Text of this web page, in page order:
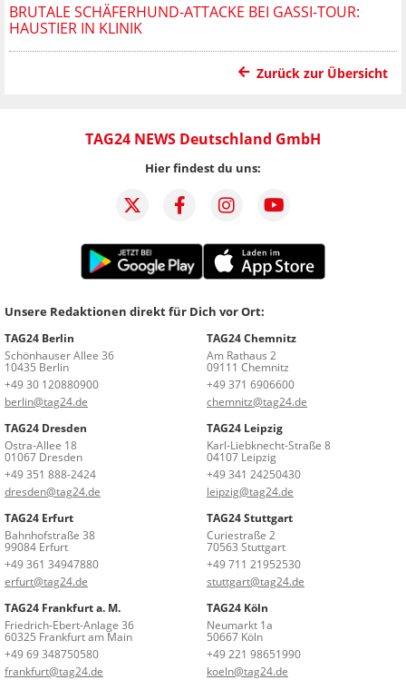
BRUTALE SCHÄFERHUND-ATTACKE BEI GASSI-TOUR:
HAUSTIER IN KLINIK
Zurück zur Übersicht
TAG24 NEWS Deutschland GmbH
Hier findest du uns:
Unsere Redaktionen direkt für Dich vor Ort:
TAG24 Berlin
Schönhauser Allee 36
10435 Berlin
+49 30 120880900
berlin@tag24.de
TAG24 Chemnitz
Am Rathaus 2
09111 Chemnitz
+49 371 6906600
chemnitz@tag24.de
TAG24 Dresden
Ostra-Allee 18
01067 Dresden
+49 351 888-2424
dresden@tag24.de
TAG24 Leipzig
Karl-Liebknecht-Straße 8
04107 Leipzig
+49 341 24250430
leipzig@tag24.de
TAG24 Erfurt
Bahnhofstraße 38
99084 Erfurt
+49 361 34947880
erfurt@tag24.de
TAG24 Stuttgart
Curiestraße 2
70563 Stuttgart
+49 711 21952530
stuttgart@tag24.de
TAG24 Frankfurt a. M.
Friedrich-Ebert-Anlage 36
60325 Frankfurt am Main
+49 69 348750580
frankfurt@tag24.de
TAG24 Köln
Neumarkt 1a
50667 Köln
+49 221 98651990
koeln@tag24.de